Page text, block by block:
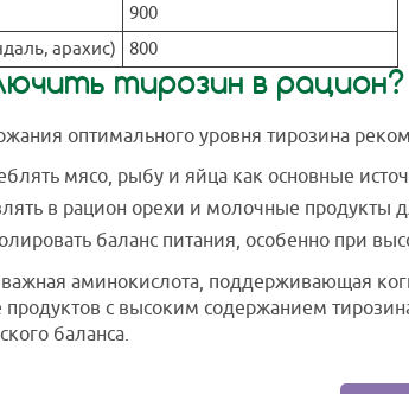
900
арахис)
800
тирозин в рацион?
оптимального уровня тирозина
мясо, рыбу и яйца как основные
в рацион орехи и молочные продукты
баланс питания, особенно при
аминокислота, поддерживающая
с высоким содержанием
баланса.